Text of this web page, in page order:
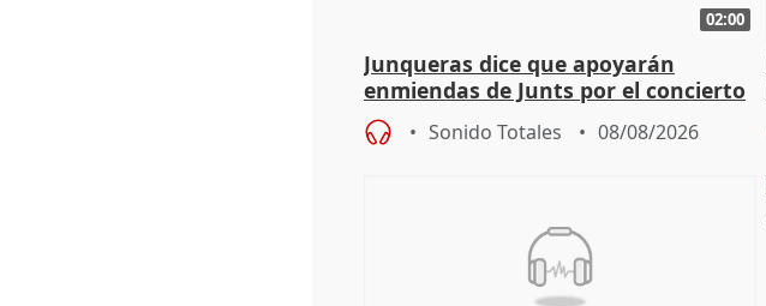
02:00
Junqueras dice que apoyarán
enmiendas de Junts por el concierto
en el trámite de financiación
Sonido Totales 08/08/2026